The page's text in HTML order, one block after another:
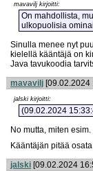
mavavilj kirjoitti:
On mahdollista,
ulkopuolisia
Sinulla menee nyt
kielellä kääntäjä on
Java tavukoodia
mavavilj [09.02.2024
jalski kirjoitti:
(09.02.2024
No mutta, miten
Kääntäjän pitää
jalski [09.02.2024